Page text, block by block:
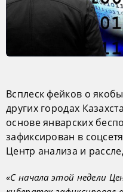
Всплеск фейков о
других городах
основе январских
зафиксирован в
Центр анализа и
«С начала этой недели